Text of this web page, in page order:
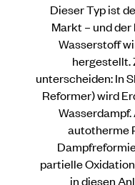
Dieser Typ ist
Markt – und
Wasserstoff
hergestellt.
unterscheiden: In
Reformer) wird
autotherme
partielle
in diesen